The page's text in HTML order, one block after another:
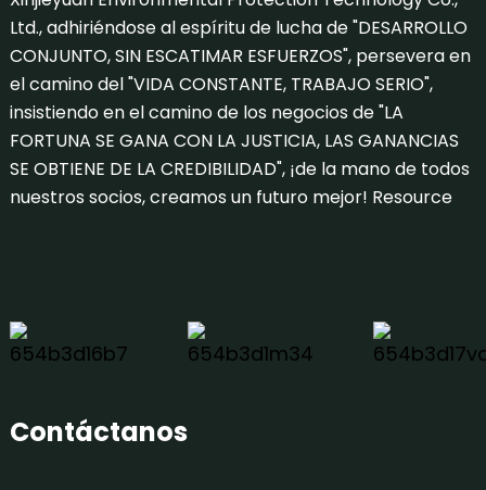
Ltd., adhiriéndose al espíritu de lucha de "DESARROLLO
CONJUNTO, SIN ESCATIMAR ESFUERZOS", persevera en
el camino del "VIDA CONSTANTE, TRABAJO SERIO",
insistiendo en el camino de los negocios de "LA
FORTUNA SE GANA CON LA JUSTICIA, LAS GANANCIAS
SE OBTIENE DE LA CREDIBILIDAD", ¡de la mano de todos
nuestros socios, creamos un futuro mejor! Resource
Contáctanos